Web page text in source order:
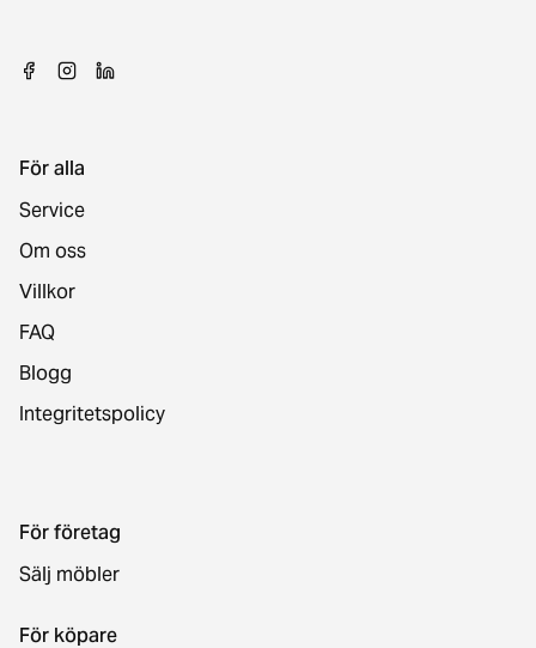
För alla
Service
Om oss
Villkor
FAQ
Blogg
Integritetspolicy
För företag
Sälj möbler
För köpare